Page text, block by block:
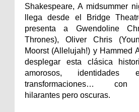
Shakespeare, A midsummer
llega desde el Bridge
presenta a Gwendoline
Thrones), Oliver Chris
Moorst (Allelujah!) y Hammed
desplegar esta clásica
amorosos, identidades
transformaciones… con
hilarantes pero oscuras.